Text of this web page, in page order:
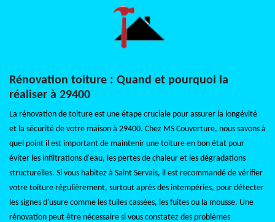
Rénovation toiture : Quand et pourquoi la
réaliser à 29400
La rénovation de toiture est une étape cruciale pour assurer la longévité
et la sécurité de votre maison à 29400. Chez MS Couverture, nous savons à
quel point il est important de maintenir une toiture en bon état pour
éviter les infiltrations d'eau, les pertes de chaleur et les dégradations
structurelles. Si vous habitez à Saint Servais, il est recommandé de vérifier
votre toiture régulièrement, surtout après des intempéries, pour détecter
les signes d'usure comme les tuiles cassées, les fuites ou la mousse. Une
rénovation peut être nécessaire si vous constatez des problèmes